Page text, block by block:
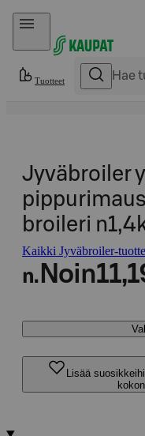
Hyppää sisältöön
Tuotteet
Jyväbroiler
broileri
Kaikki Jyväbroiler-
n. Noin
Lisää